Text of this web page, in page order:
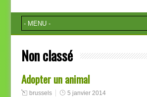
Non classé
Adopter un animal
brussels 5 janvier 2014